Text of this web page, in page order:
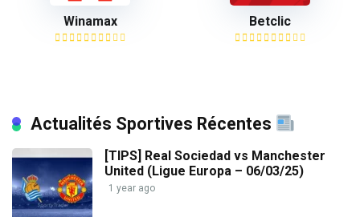
Winamax Betclic
Actualités Sportives Récentes
[TIPS] Real Sociedad vs Manchester
United (Ligue Europa – 06/03/25)
1 year ago